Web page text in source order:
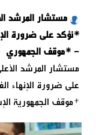
مستشار المرشد
*نؤكد على ضرورة
- *موقف الجمهوري
مستشار المرشد
على ضرورة الإنهاء
*موقف الجمهورية